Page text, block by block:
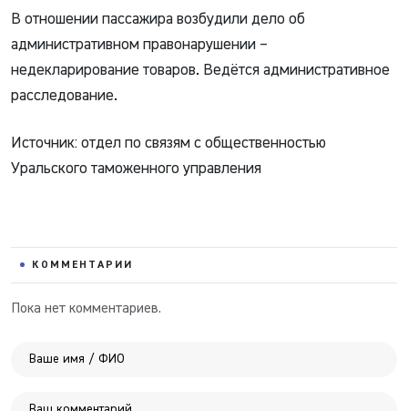
В отношении пассажира возбудили дело об
административном правонарушении –
недекларирование товаров. Ведётся административное
расследование.
Источник: отдел по связям с общественностью
Уральского таможенного управления
КОММЕНТАРИИ
Пока нет комментариев.